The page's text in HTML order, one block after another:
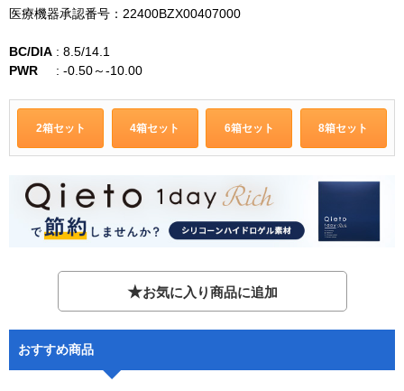
医療機器承認番号：22400BZX00407000
BC/DIA : 8.5/14.1
PWR
: -0.50～-10.00
2箱セット 4箱セット 6箱セット 8箱セット
★お気に入り商品に追加
おすすめ商品